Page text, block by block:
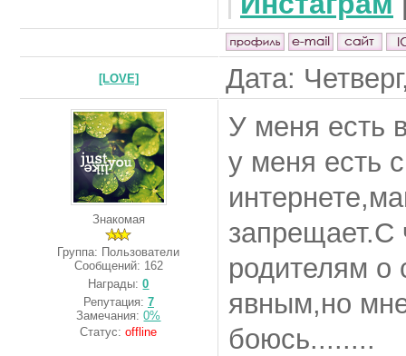
[LOVE] Дата:
Знакомая
Группа: Пользователи
Сообщений: 162
Награды:0
Репутация: 7
Замечания:0%
Статус:offline
У меня есть
у меня есть
запрещает.С
родителям о
явным,но
боюсь........